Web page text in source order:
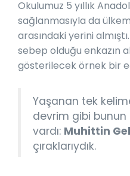
Okulumuz 5 yıllık
sağlanmasıyla da
arasındaki yerini
sebep olduğu enkazın
gösterilecek örnek bir
Yaşanan tek
devrim gibi bunun
vardı: Muhittin
çıraklarıydık.